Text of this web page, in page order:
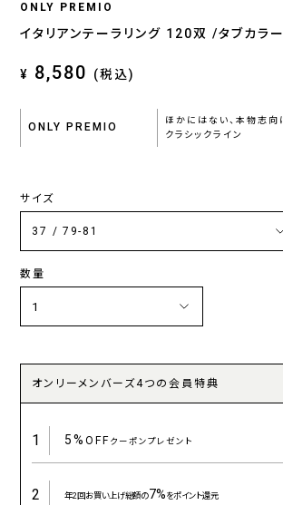
ONLY PREMIO
イタリアンテーラリング 120双 /タブカラ
¥ 8,580 (税込)
ONLY PREMIO
ほかにはない、本物志向
クラシックライン
サイズ
数量
オンリーメンバーズ4つの会員特典
1 5%OFFクーポンプレゼント
2 年2回お買い上げ総額の7%をポイント還元